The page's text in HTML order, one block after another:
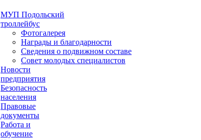
МУП Подольский
троллейбус
Фотогалерея
Награды и благодарности
Сведения о подвижном составе
Совет молодых специалистов
Новости
предприятия
Безопасность
населения
Правовые
документы
Работа и
обучение